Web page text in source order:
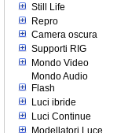
Still Life
Repro
Camera oscura
Supporti RIG
Mondo Video
Mondo Audio
Flash
Luci ibride
Luci Continue
Modellatori Luce